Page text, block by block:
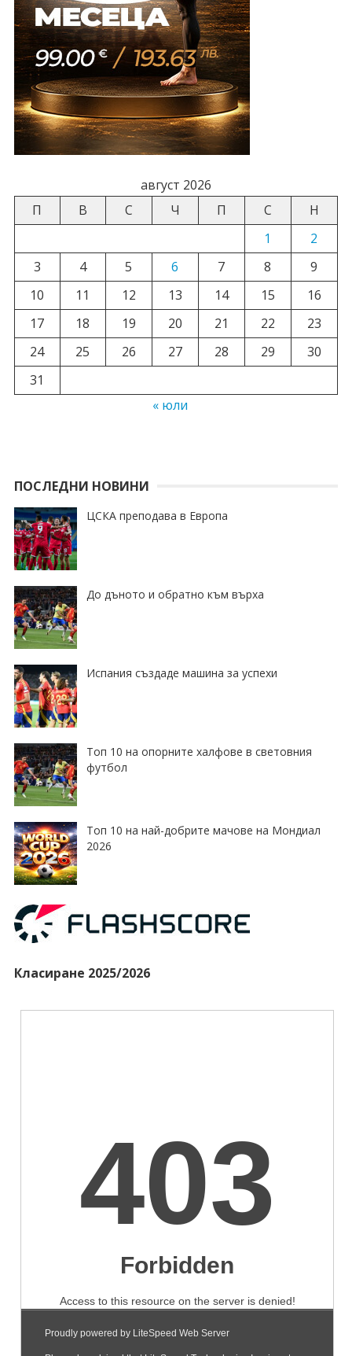
август 2026
П
В С Ч П С
Н
1
2
3
4 5 6 7 8
9
10
11 12 13 14 15
16
17
18 19 20 21 22
23
24
25 26 27 28 29
30
31
« юли
ПОСЛЕДНИ НОВИНИ
ЦСКА преподава в Европа
До дъното и обратно към върха
Испания създаде машина за успехи
Топ 10 на опорните халфове в световния
футбол
Топ 10 на най-добрите мачове на Мондиал
2026
Класиране 2025/2026